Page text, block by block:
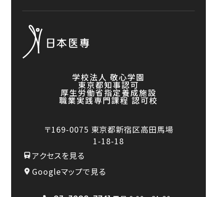
学校法人 敬心学園
東京都知事認可
厚生労働省指定養成施設
職業実践専門課程 認可校
〒169-0075 東京都新宿区高田馬場
1-18-18
アクセスを見る
Googleマップで見る